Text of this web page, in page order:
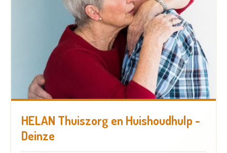
HELAN Thuiszorg en Huishoudhulp -
Deinze